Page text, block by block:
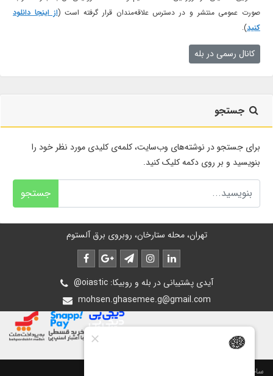
صورت عمومی منتشر و در دسترس علاقه‌مندان قرار گرفته است (از اینجا دانلود
کنید).
کانال رسمی در بله
جستجو
برای جستجو در نوشته‌های وب‌سایت، کلمه‌ی کلیدی مورد نظر خود را
بنویسید و بر روی دکمه کلیک کنید.
جستجو
تهران، محله ستارخان، روبروی برق آلستوم
@oiastic :آیدی پشتیبانی در بله و روبیکا
mohsen.ghasemee.g@gmail.com
ساخت سایت توسط